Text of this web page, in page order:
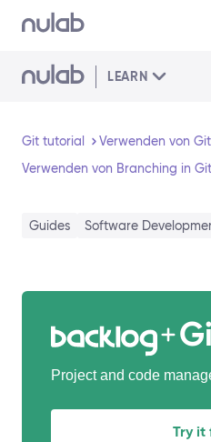
Skip to main content
LEARN
Git tutorial
Verwenden von Git
Verwenden von Branching in Git
Guides Software
Project and code
Try it